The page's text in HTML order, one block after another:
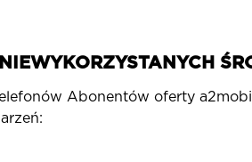
Abonentów oferty